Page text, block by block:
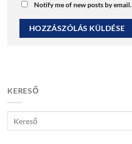
Notify me of new posts by email.
KERESŐ